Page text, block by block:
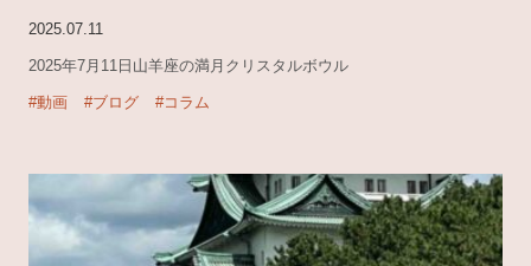
2025.07.11
2025年7月11日山羊座の満月クリスタルボウル
#動画 #ブログ #コラム